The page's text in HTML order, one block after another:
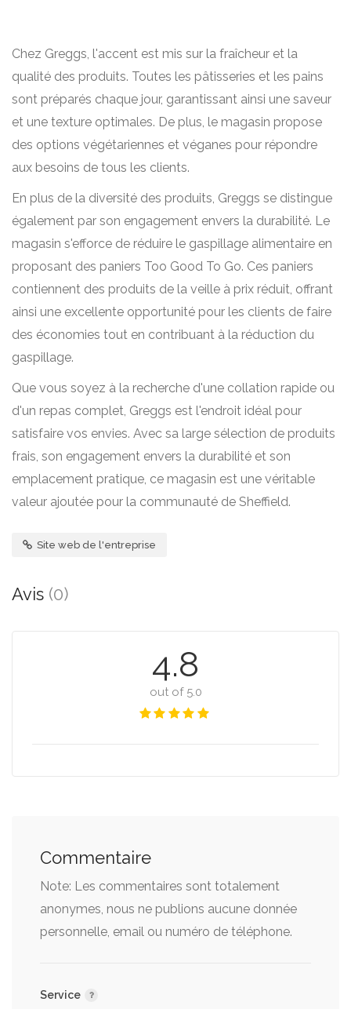
Chez Greggs, l'accent est mis sur la fraîcheur et la
qualité des produits. Toutes les pâtisseries et les pains
sont préparés chaque jour, garantissant ainsi une saveur
et une texture optimales. De plus, le magasin propose
des options végétariennes et véganes pour répondre
aux besoins de tous les clients.
En plus de la diversité des produits, Greggs se distingue
également par son engagement envers la durabilité. Le
magasin s'efforce de réduire le gaspillage alimentaire en
proposant des paniers Too Good To Go. Ces paniers
contiennent des produits de la veille à prix réduit, offrant
ainsi une excellente opportunité pour les clients de faire
des économies tout en contribuant à la réduction du
gaspillage.
Que vous soyez à la recherche d'une collation rapide ou
d'un repas complet, Greggs est l'endroit idéal pour
satisfaire vos envies. Avec sa large sélection de produits
frais, son engagement envers la durabilité et son
emplacement pratique, ce magasin est une véritable
valeur ajoutée pour la communauté de Sheffield.
Site web de l'entreprise
Avis (0)
4.8
out of 5.0
Commentaire
Note: Les commentaires sont totalement
anonymes, nous ne publions aucune donnée
personnelle, email ou numéro de téléphone.
Service